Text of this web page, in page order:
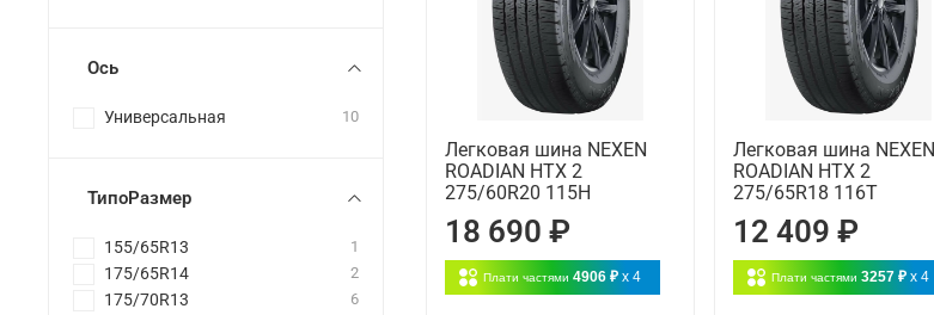
Легковая шина NEXEN
ROADIAN HTX 2
275/60R20 115H
18 690 ₽
Плати частями 4906 ₽ x 4
Легковая шина NEXEN
ROADIAN HTX 2
275/65R18 116T
12 409 ₽
Плати частями 3257 ₽ x 4
Ось
Универсальная 10
ТипоРазмер
155/65R13 1
175/65R14 2
175/70R13 6